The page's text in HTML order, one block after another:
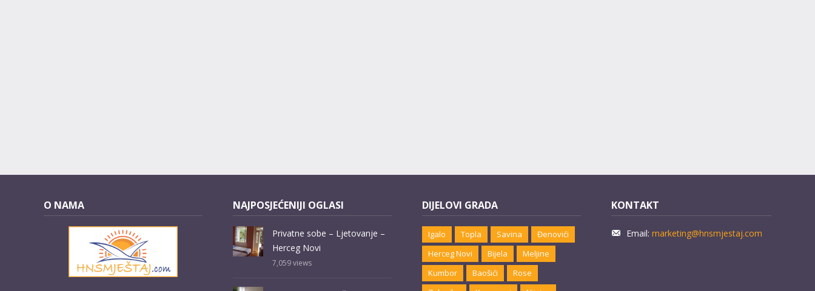
O NAMA NAJPOSJEĆENIJI OGLASI
Privatne sobe – Ljetovanje –
Herceg Novi
7,059views
DIJELOVI GRADA
Igalo Topla Savina
Đenovići
Herceg Novi
Bijela
Meljine
Kumbor
Baošići
Rose
KONTAKT
Email: marketing@hnsmjestaj.com